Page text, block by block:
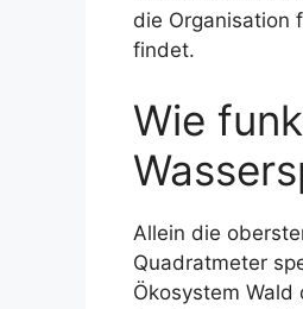
die Organisation
findet.
Wie
Allein die
Quadratmeter
Ökosystem